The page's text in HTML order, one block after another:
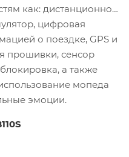
как: дистанционное
цифровая
о поездке, GPS и
прошивки, сенсор
а также
мопеда
эмоции.